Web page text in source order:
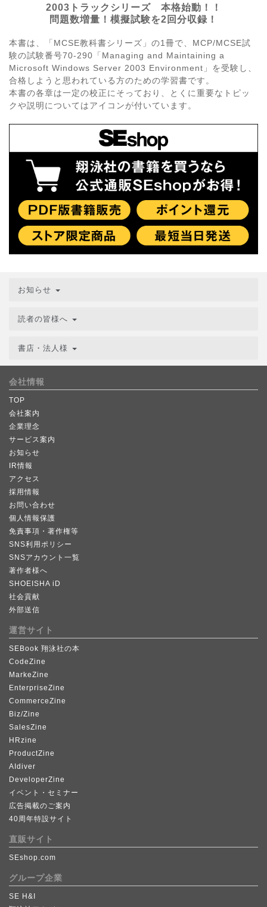
2003トラックシリーズ 本格始動！！
問題数増量！模擬試験を2回分収録！
本書は、「MCSE教科書シリーズ」の1冊で、MCP/MCSE試
験の試験番号70-290「Managing and Maintaining a
Microsoft Windows Server 2003 Environment」を受験し、
合格しようと思われている方のための学習書です。
本書の各章は一定の校正にそっており、とくに重要なトピッ
クや説明についてはアイコンが付いています。
お知らせ
読者の皆様へ
書店・法人様
会社情報
TOP
会社案内
企業理念
サービス案内
お知らせ
IR情報
アクセス
採用情報
お問い合わせ
個人情報保護
免責事項・著作権等
SNS利用ポリシー
SNSアカウント一覧
著作者様へ
SHOEISHA iD
社会貢献
外部送信
運営サイト
SEBook 翔泳社の本
CodeZine
MarkeZine
EnterpriseZine
CommerceZine
Biz/Zine
SalesZine
HRzine
ProductZine
AIdiver
DeveloperZine
イベント・セミナー
広告掲載のご案内
40周年特設サイト
直販サイト
SEshop.com
グループ企業
SE H&I